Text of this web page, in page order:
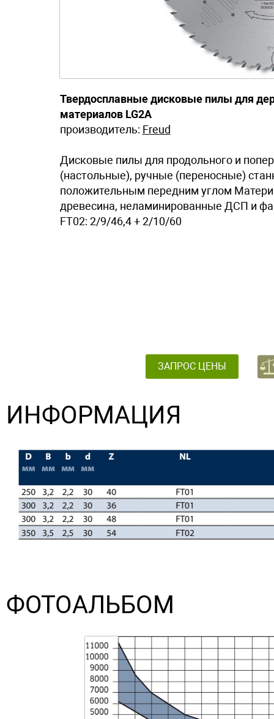
Твердосплавные дисковые пилы для
материалов LG2A
производитель: Freud
Дисковые пилы для продольного и
(настольные), ручные (переносные)
положительным передним углом
древесина, неламинированные ДСП и
FT02: 2/9/46,4 + 2/10/60
ЗАПРОС ЦЕНЫ
ИНФОРМАЦИЯ
ФОТОАЛЬБОМ